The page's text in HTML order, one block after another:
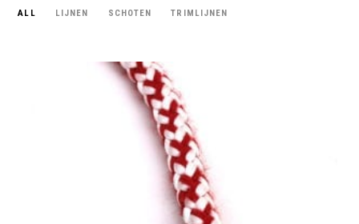
ALL LIJNEN SCHOTEN TRIMLIJNEN